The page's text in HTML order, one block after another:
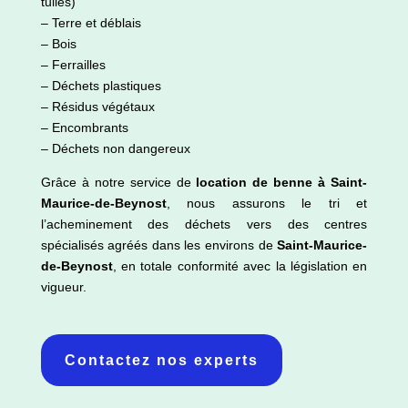
– Terre et déblais
– Bois
– Ferrailles
– Déchets plastiques
– Résidus végétaux
– Encombrants
– Déchets non dangereux
Grâce à notre service de location de benne à Saint-
Maurice-de-Beynost, nous assurons le tri et
l’acheminement des déchets vers des centres
spécialisés agréés dans les environs deSaint-Maurice-
de-Beynost, en totale conformité avec la législation en
vigueur.
Contactez nos experts